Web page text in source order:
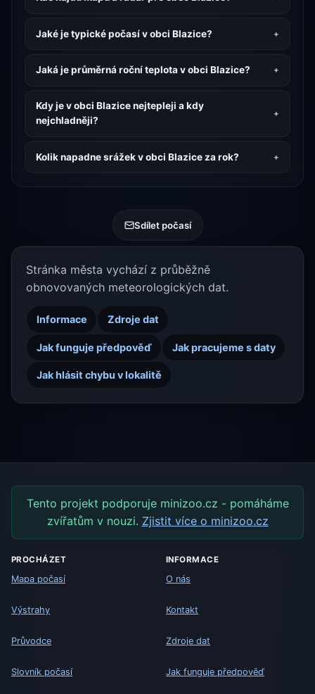
Jaké je typické počasí v obci Blazice?
Jaká je průměrná roční teplota v obci Blazice?
Kdy je v obci Blazice nejtepleji a kdy
nejchladněji?
Kolik napadne srážek v obci Blazice za rok?
Sdílet počasí
Stránka města vychází z průběžně
obnovovaných meteorologických dat.
Informace Zdroje dat
Jak funguje předpověď Jak pracujeme s daty
Jak hlásit chybu v lokalitě
Tento projekt podporuje minizoo.cz - pomáháme
zvířatům v nouzi. Zjistit více o minizoo.cz
PROCHÁZET
Mapa počasí
Výstrahy
Průvodce
Slovník počasí
INFORMACE
O nás
Kontakt
Zdroje dat
Jak funguje předpověď